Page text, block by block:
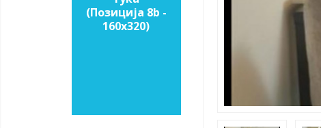
(Позиција 8b -
160х320)